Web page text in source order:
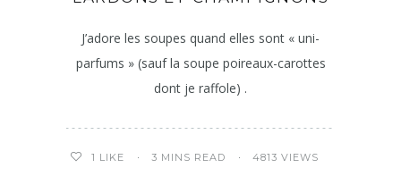
J’adore les soupes quand elles sont « uni-
parfums » (sauf la soupe poireaux-carottes
dont je raffole) .
1 LIKE 3 MINS READ 4813 VIEWS